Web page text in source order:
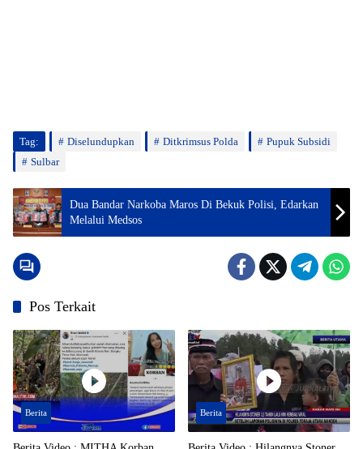
Tag: Diselundupkan Ditkrimsus Polda
Pupuk Subsidi
Sulbar
Dua Bandar Narkoba Maros Di Bekuk Polisi, Edarkan
Melalui Medsos
Pos Terkait
Berita Berita